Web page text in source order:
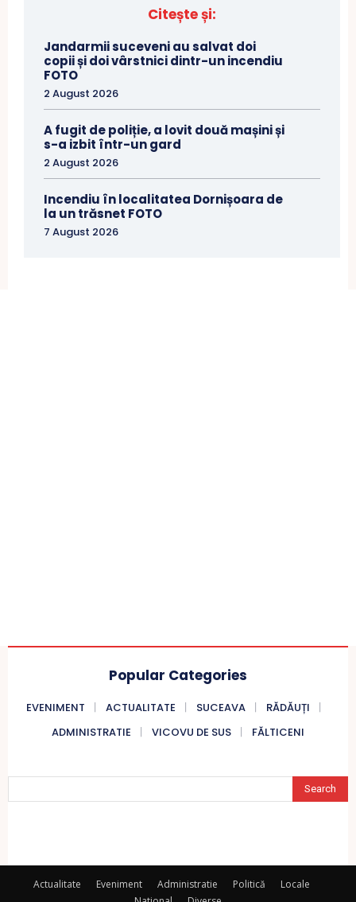
Citește și:
Jandarmii suceveni au salvat doi
copii și doi vârstnici dintr-un incendiu
FOTO
2 August 2026
A fugit de poliție, a lovit două mașini și
s-a izbit într-un gard
2 August 2026
Incendiu în localitatea Dornișoara de
la un trăsnet FOTO
7 August 2026
Popular Categories
EVENIMENT ACTUALITATE SUCEAVA
RĂDĂUȚI
ADMINISTRATIE
VICOVU DE SUS FĂLTICENI
Search
Actualitate Eveniment Administratie Politică
Locale